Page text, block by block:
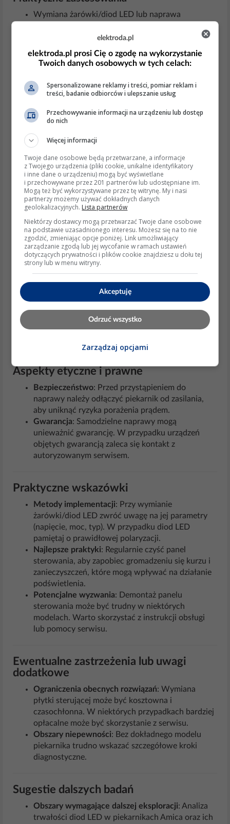
Wymiana żarówki/diod LED lub naprawa
rozwiązania. W przypadku bardziej złożonych
usterek, takich jak uszkodzenie płytki sterującej,
konieczna może być wymiana całego modułu.
Aktualne informacje i trendy
W nowszych modelach piekarników Amica stosuje
się diody LED zamiast tradycyjnych żarówek, co
większej precyzji przy diagnostyce i wymianie.
W modelach takich jak Amica ED37618B, problem
z podświetleniem pokrętła może wymagać
wymiany całej płytki oświetlenia, co jest bardziej
kosztowne i czasochłonne.
Wspierające wyjaśnienia i detale
Przykład diagnostyki: Jeśli podświetlenie przestało
działać nagle, najprawdopodobniej przyczyną jest
przepalona żarówka/dioda LED. Jeśli problem
wskazywać na uszkodzenie przewodów lub płytki
w innych urządzeniach AGD, takich jak kuchenki
mikrofalowe czy lodówki, gdzie podświetlenie jest
Aspekty etyczne i prawne
Bezpieczeństwo: Przed przystąpieniem do
naprawy należy odłączyć piekarnik od zasilania,
aby uniknąć ryzyka porażenia prądem.
Gwarancja: Samodzielne naprawy mogą
unieważnić gwarancję. W przypadku urządzeń
objętych gwarancją zaleca się kontakt z
autoryzowanym serwisem.
Praktyczne wskazówki
Metody implementacji: Przy wymianie
żarówki/diod LED zwróć uwagę na jej parametry
(napięcie, moc, typ). W przypadku diod LED
pamiętaj o prawidłowej polaryzacji.
Najlepsze praktyki: Regularnie czyść panel
sterowania, aby zapobiec gromadzeniu się kurzu i
zanieczyszczeń, które mogą wpływać na działanie
podświetlenia.
Potencjalne wyzwania: Demontaż panelu
sterowania może być trudny w niektórych
modelach. Warto skorzystać z instrukcji obsługi
lub pomocy serwisu.
Ewentualne zastrzeżenia lub uwagi
dodatkowe
Ograniczenia obecnych rozwiązań: Wymiana
płytki sterującej może być kosztowna i
czasochłonna. W niektórych przypadkach bardziej
opłacalne może być skorzystanie z serwisu.
Obszary niepewności: Bez dokładnego modelu
piekarnika trudno wskazać szczegółowe kroki
diagnostyczne.
Sugestie dalszych badań
Obszary wymagające dalszej eksploracji: Analiza
trwałości diod LED w piekarnikach Amica oraz ich
elektroda.pl
elektroda.pl prosi Cię o zgodę na wykorzystanie
Twoich danych osobowych w tych celach:
Spersonalizowane reklamy i treści, pomiar reklam i
treści, badanie odbiorców i ulepszanie usług
Przechowywanie informacji na urządzeniu lub dostęp
do nich
Więcej informacji
Twoje dane osobowe będą przetwarzane, a informacje
z Twojego urządzenia (pliki cookie, unikalne identyfikatory
i inne dane o urządzeniu) mogą być wyświetlane
i przechowywane przez 201 partnerów lub udostępniane im.
Mogą też być wykorzystywane przez tę witrynę. My i nasi
partnerzy możemy używać dokładnych danych
geolokalizacyjnych. Lista partnerów
Niektórzy dostawcy mogą przetwarzać Twoje dane osobowe
na podstawie uzasadnionego interesu. Możesz się na to nie
zgodzić, zmieniając opcje poniżej. Link umożliwiający
zarządzanie zgodą lub jej wycofanie w ramach ustawień
dotyczących prywatności i plików cookie znajdziesz u dołu tej
strony lub w menu witryny.
Akceptuję
Odrzuć wszystko
Zarządzaj opcjami